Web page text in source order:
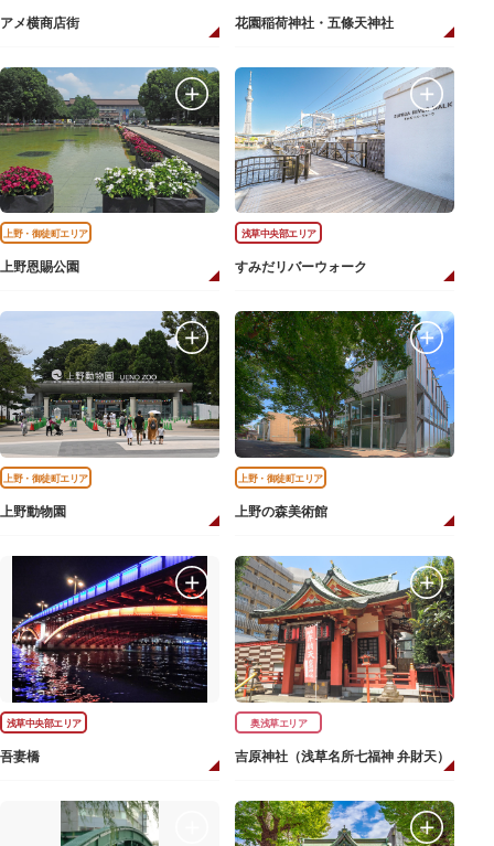
アメ横商店街 花園稲荷神社・五條天神社
上野・御徒町エリア
上野恩賜公園
浅草中央部エリア
すみだリバーウォーク
上野・御徒町エリア
上野動物園
上野・御徒町エリア
上野の森美術館
浅草中央部エリア
吾妻橋
奥浅草エリア
吉原神社（浅草名所七福神 弁財天）